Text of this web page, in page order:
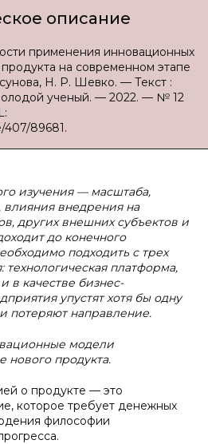
описание
применения инновационных
на современном этапе
Н. Р. Шевко. — Текст :
ученый. — 2022. — № 12
407/89681.
изучения — масштаба,
влияния внедрения на
других внешних субъектов и
до конечного
подходить с трех
технологическая платформа,
в качестве бизнес-
упустят хотя бы одну
потеряют направление.
модели
нового продукта.
о продукте — это
которое требует денежных
философии